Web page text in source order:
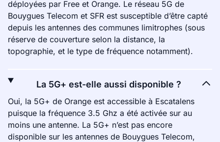
déployées par Free et Orange. Le réseau 5G de
Bouygues Telecom et SFR est susceptible d’être capté
depuis les antennes des communes limitrophes (sous
réserve de couverture selon la distance, la
topographie, et le type de fréquence notamment).
La 5G+ est-elle aussi disponible ?
Oui, la 5G+ de Orange est accessible à Escatalens
puisque la fréquence 3.5 Ghz a été activée sur au
moins une antenne. La 5G+ n’est pas encore
disponible sur les antennes de Bouygues Telecom,